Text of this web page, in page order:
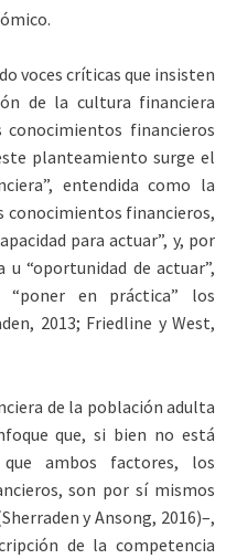
voces críticas que insisten
de la cultura financiera
financieros
planteamiento surge el
entendida como la
conocimientos financieros,
para actuar”, y, por
“oportunidad de actuar”,
en práctica” los
2013; Friedline y West,
de la población adulta
que, si bien no está
ambos factores, los
son por sí mismos
y Ansong, 2016)–,
de la competencia